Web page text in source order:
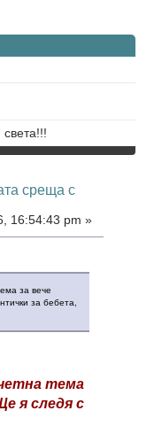
среща с
16:54:43 pm »
за вече
за бебета,
тема
я следя с